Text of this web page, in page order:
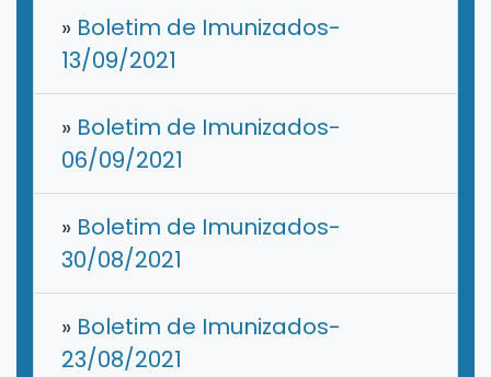
» Boletim de Imunizados-
13/09/2021
» Boletim de Imunizados-
06/09/2021
» Boletim de Imunizados-
30/08/2021
» Boletim de Imunizados-
23/08/2021